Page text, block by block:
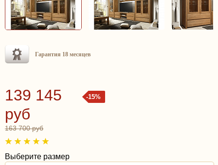
Гарантия 18 месяцев
-15%
139 145
руб
163 700 руб
Выберите размер